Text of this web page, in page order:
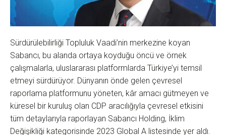
Sürdürülebilirliği Topluluk Vaadi’nin merkezine koyan
Sabancı, bu alanda ortaya koyduğu öncü ve örnek
çalışmalarla, uluslararası platformlarda Türkiye’yi temsil
etmeyi sürdürüyor. Dünyanın önde gelen çevresel
raporlama platformunu yöneten, kâr amacı gütmeyen ve
küresel bir kuruluş olan CDP aracılığıyla çevresel etkisini
tüm detaylarıyla raporlayan Sabancı Holding, İklim
Değişikliği kategorisinde 2023 Global A listesinde yer aldı.